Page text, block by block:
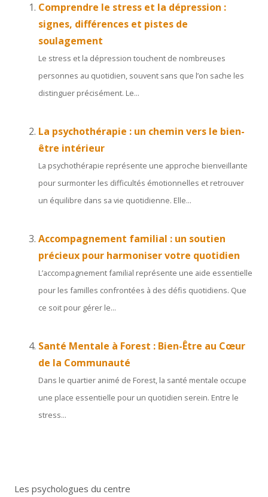
Comprendre le stress et la dépression :
signes, différences et pistes de
soulagement
Le stress et la dépression touchent de nombreuses
personnes au quotidien, souvent sans que l’on sache les
distinguer précisément. Le...
La psychothérapie : un chemin vers le bien-
être intérieur
La psychothérapie représente une approche bienveillante
pour surmonter les difficultés émotionnelles et retrouver
un équilibre dans sa vie quotidienne. Elle...
Accompagnement familial : un soutien
précieux pour harmoniser votre quotidien
L’accompagnement familial représente une aide essentielle
pour les familles confrontées à des défis quotidiens. Que
ce soit pour gérer le...
Santé Mentale à Forest : Bien-Être au Cœur
de la Communauté
Dans le quartier animé de Forest, la santé mentale occupe
une place essentielle pour un quotidien serein. Entre le
stress...
Les psychologues du centre